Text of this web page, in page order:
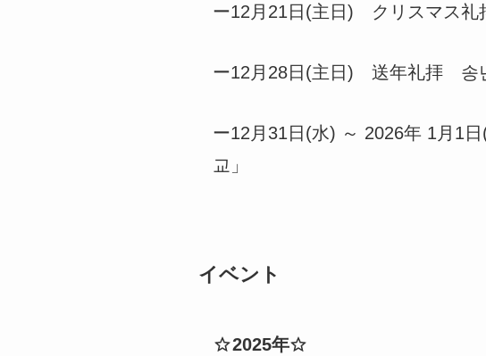
ー12月21日(主日) クリスマス礼
ー12月28日(主日) 送年礼拝 송
ー12月31日(水) ～ 2026年 1月1
교」
イベント
2025年